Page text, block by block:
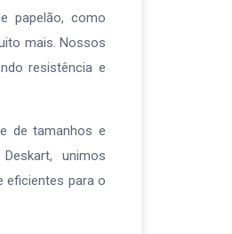
papelão, como
mais. Nossos
resistência e
de tamanhos e
unimos
eficientes para o